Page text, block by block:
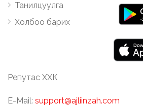
Танилцуулга
Холбоо барих
Репутас ХХК
E-Mail: support@ajliinzah.com